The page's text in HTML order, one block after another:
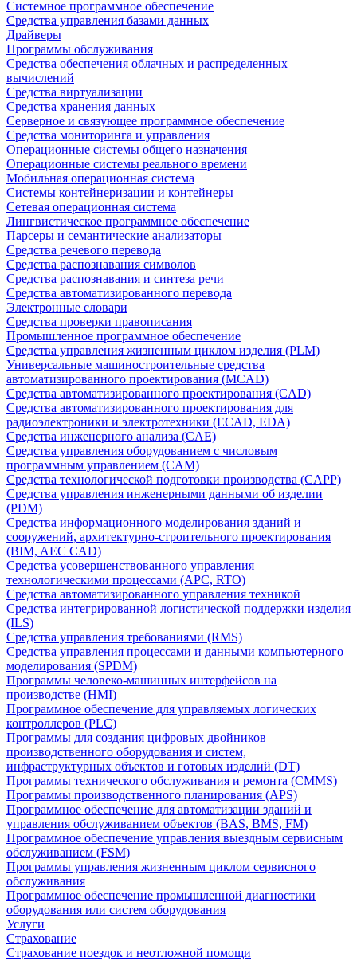
Системное программное обеспечение
Средства управления базами данных
Драйверы
Программы обслуживания
Средства обеспечения облачных и распределенных
вычислений
Средства виртуализации
Средства хранения данных
Серверное и связующее программное обеспечение
Средства мониторинга и управления
Операционные системы общего назначения
Операционные системы реального времени
Мобильная операционная система
Системы контейнеризации и контейнеры
Сетевая операционная система
Лингвистическое программное обеспечение
Парсеры и семантические анализаторы
Средства речевого перевода
Средства распознавания символов
Средства распознавания и синтеза речи
Средства автоматизированного перевода
Электронные словари
Средства проверки правописания
Промышленное программное обеспечение
Средства управления жизненным циклом изделия (PLM)
Универсальные машиностроительные средства
автоматизированного проектирования (MCAD)
Средства автоматизированного проектирования (CAD)
Средства автоматизированного проектирования для
радиоэлектроники и электротехники (ECAD, EDA)
Средства инженерного анализа (CAE)
Средства управления оборудованием с числовым
программным управлением (CAM)
Средства технологической подготовки производства (CAPP)
Средства управления инженерными данными об изделии
(PDM)
Средства информационного моделирования зданий и
сооружений, архитектурно-строительного проектирования
(BIM, AEC CAD)
Средства усовершенствованного управления
технологическими процессами (APC, RTO)
Средства автоматизированного управления техникой
Средства интегрированной логистической поддержки изделия
(ILS)
Средства управления требованиями (RMS)
Средства управления процессами и данными компьютерного
моделирования (SPDM)
Программы человеко-машинных интерфейсов на
производстве (HMI)
Программное обеспечение для управляемых логических
контроллеров (PLC)
Программы для создания цифровых двойников
производственного оборудования и систем,
инфраструктурных объектов и готовых изделий (DT)
Программы технического обслуживания и ремонта (CMMS)
Программы производственного планирования (APS)
Программное обеспечение для автоматизации зданий и
управления обслуживанием объектов (BAS, BMS, FM)
Программное обеспечение управления выездным сервисным
обслуживанием (FSM)
Программы управления жизненным циклом сервисного
обслуживания
Программное обеспечение промышленной диагностики
оборудования или систем оборудования
Услуги
Страхование
Страхование поездок и неотложной помощи